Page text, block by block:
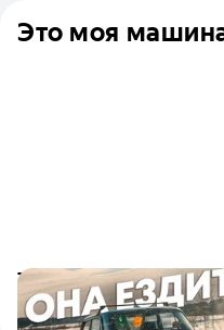
Это моя
То самое
скорости и любви к
8 12 июня